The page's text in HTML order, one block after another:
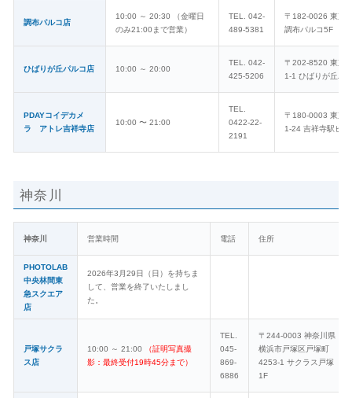
調布パルコ店
10:00 ～ 20:30 （金曜日
のみ21:00まで営業）
TEL. 042-
489-5381
〒182-0026 東京
調布パルコ5F
ひばりが丘パルコ店 10:00 ～ 20:00
TEL. 042-
425-5206
〒202-8520 東京
1-1 ひばりが丘パ
PDAYコイデカメ
ラ アトレ吉祥寺店
10:00 〜 21:00
TEL.
0422-22-
2191
〒180-0003 東京
1-24 吉祥寺駅ビ
神奈川
神奈川 営業時間 電話 住所
PHOTOLAB
中央林間東
急スクエア
店
2026年3月29日（日）を持ちま
して、営業を終了いたしまし
た。
戸塚サクラ
ス店
10:00 ～ 21:00
（証明写真撮
影：最終受付19時45分まで）
TEL.
045-
869-
6886
〒244-0003 神奈川県
横浜市戸塚区戸塚町
4253-1 サクラス戸塚
1F